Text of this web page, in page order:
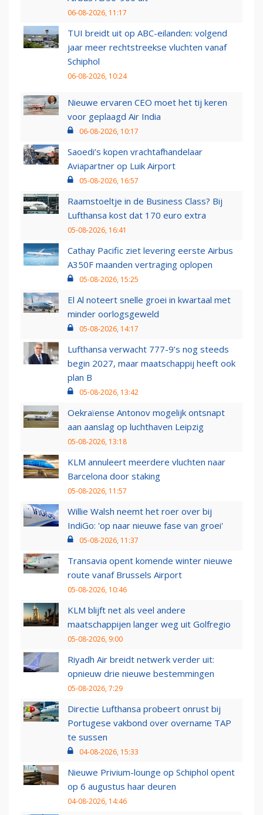
06-08-2026, 11:17
TUI breidt uit op ABC-eilanden: volgend
jaar meer rechtstreekse vluchten vanaf
Schiphol
06-08-2026, 10:24
Nieuwe ervaren CEO moet het tij keren
voor geplaagd Air India
06-08-2026, 10:17
Saoedi’s kopen vrachtafhandelaar
Aviapartner op Luik Airport
05-08-2026, 16:57
Raamstoeltje in de Business Class? Bij
Lufthansa kost dat 170 euro extra
05-08-2026, 16:41
Cathay Pacific ziet levering eerste Airbus
A350F maanden vertraging oplopen
05-08-2026, 15:25
El Al noteert snelle groei in kwartaal met
minder oorlogsgeweld
05-08-2026, 14:17
Lufthansa verwacht 777-9’s nog steeds
begin 2027, maar maatschappij heeft ook
plan B
05-08-2026, 13:42
Oekraïense Antonov mogelijk ontsnapt
aan aanslag op luchthaven Leipzig
05-08-2026, 13:18
KLM annuleert meerdere vluchten naar
Barcelona door staking
05-08-2026, 11:57
Willie Walsh neemt het roer over bij
IndiGo: 'op naar nieuwe fase van groei'
05-08-2026, 11:37
Transavia opent komende winter nieuwe
route vanaf Brussels Airport
05-08-2026, 10:46
KLM blijft net als veel andere
maatschappijen langer weg uit Golfregio
05-08-2026, 9:00
Riyadh Air breidt netwerk verder uit:
opnieuw drie nieuwe bestemmingen
05-08-2026, 7:29
Directie Lufthansa probeert onrust bij
Portugese vakbond over overname TAP
te sussen
04-08-2026, 15:33
Nieuwe Privium-lounge op Schiphol opent
op 6 augustus haar deuren
04-08-2026, 14:46